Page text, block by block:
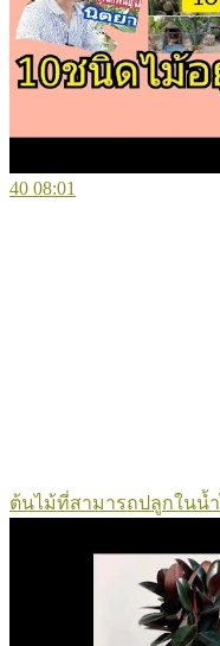
40 08:01
ต้นไม้ที่สามารถปลูกในน้